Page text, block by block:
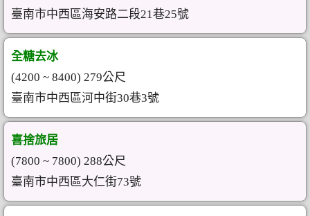
臺南市中西區海安路二段21巷25號
全糖去冰
(4200 ~ 8400) 279公尺
臺南市中西區河中街30巷3號
喜捨旅居
(7800 ~ 7800) 288公尺
臺南市中西區大仁街73號